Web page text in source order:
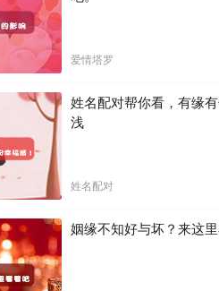
爱情塔罗
姓名配对帮你看，有缘
浅
姓名配对
姻缘不知好与坏？来这